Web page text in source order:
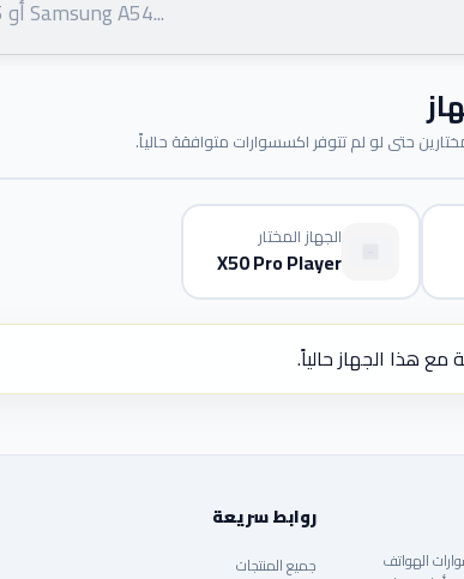
حتى لو لم تتوفر اكسسوارات متوافقة حالياً.
الجهاز المختار
X50 Pro Player
هذا الجهاز حالياً.
الهواتف
روابط سريعة
جميع المنتجات